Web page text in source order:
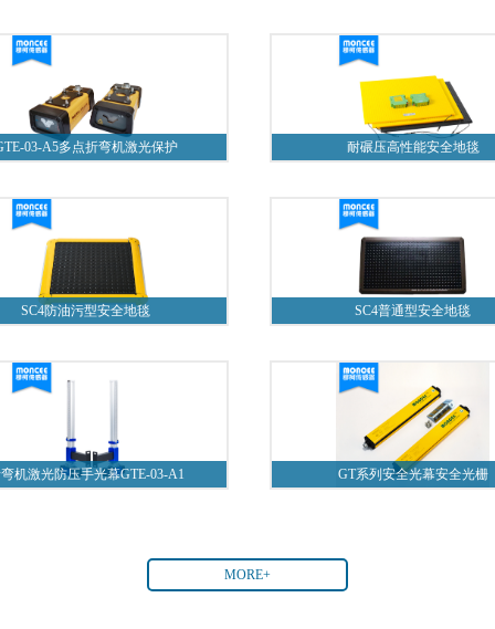
03-A5多点折弯机激光保护 耐碾压高性能安全地毯
SC4防油污型安全地毯 SC4普通型安全地毯
机激光防压手光幕GTE-03-A1 GT系列安全光幕安全光栅
MORE+